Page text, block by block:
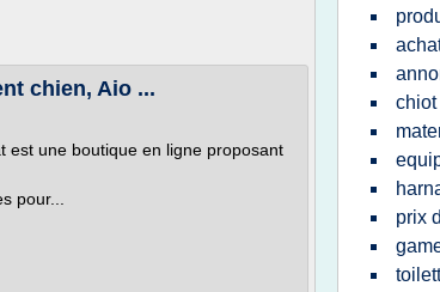
chien, Aio ...
est une boutique en ligne proposant
pour...
chiot
prix